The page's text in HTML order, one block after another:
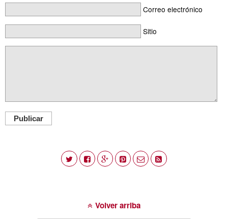
Correo electrónico
Sitio
Publicar
Volver arriba